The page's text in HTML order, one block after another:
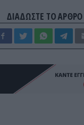
ΔΙΑΔΩΣΤΕ ΤΟ ΑΡΘΡΟ